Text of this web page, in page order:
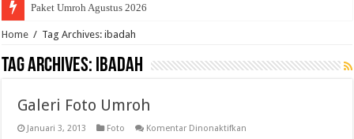
Paket Umroh Agustus 2026
Home / Tag Archives: ibadah
Tag Archives: ibadah
Galeri Foto Umroh
Januari 3, 2013 Foto Komentar Dinonaktifkan